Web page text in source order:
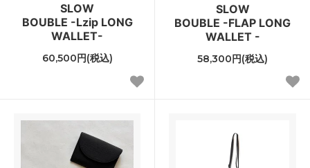
SLOW
BOUBLE -Lzip LONG
WALLET-
60,500円(税込)
SLOW
BOUBLE -FLAP LONG
WALLET -
58,300円(税込)